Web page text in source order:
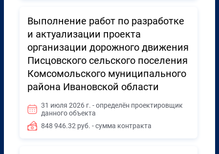
Выполнение работ по разработке
и актуализации проекта
организации дорожного движения
Писцовского сельского поселения
Комсомольского муниципального
района Ивановской области
31 июля 2026 г. - определён проектировщик
данного объекта
848 946.32 руб. - сумма контракта